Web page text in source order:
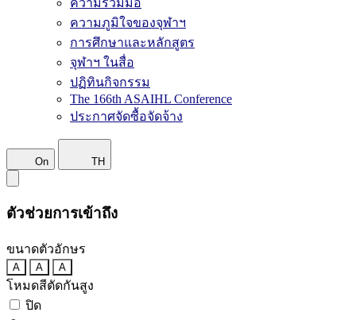
ความร่วมมือ
ความภูมิใจของจุฬาฯ
การศึกษาและหลักสูตร
จุฬาฯ ในสื่อ
ปฏิทินกิจกรรม
The 166th ASAIHL Conference
ประกาศจัดซื้อจัดจ้าง
On TH
ตัวช่วยการเข้าถึง
ขนาดตัวอักษร
A A A
โหมดสีตัดกันสูง
ปิด